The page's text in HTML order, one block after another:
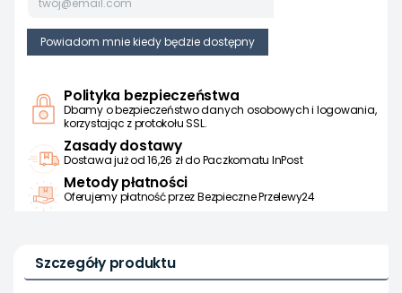
Polityka bezpieczeństwa
Dbamy o bezpieczeństwo danych osobowych i logowania,
korzystając z protokołu SSL.
Zasady dostawy
Dostawa już od 16,26 zł do Paczkomatu InPost
Metody płatności
Oferujemy płatność przez Bezpieczne Przelewy24
Szczegóły produktu